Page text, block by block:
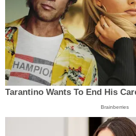
Tarantino Wants To End His
Brainberries